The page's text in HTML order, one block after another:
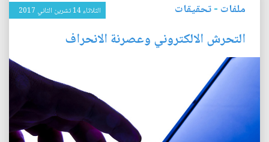
ملفات -تحقيقات الثلاثاء 14 تشرين الثاني 2017
التحرش الالكتروني وعصرنة الانحراف